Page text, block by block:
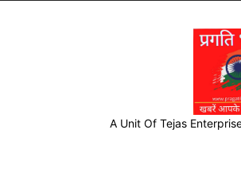
A Unit Of Tejas